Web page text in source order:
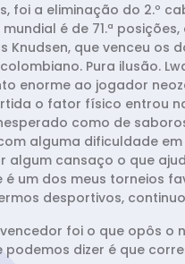
foi a eliminação do 2.º
é de 71.ª
que venceu os
Pura ilusão.
enorme ao jogador
o fator físico entrou
como de
alguma dificuldade
cansaço o que
um dos meus torneios
desportivos,
foi o que opôs o
dizer é que